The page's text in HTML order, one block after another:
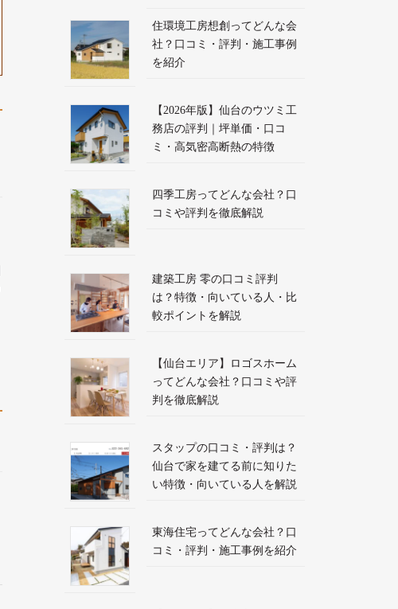
住環境工房想創ってどんな会
社？口コミ・評判・施工事例
を紹介
【2026年版】仙台のウツミ工
務店の評判｜坪単価・口コ
ミ・高気密高断熱の特徴
四季工房ってどんな会社？口
コミや評判を徹底解説
建築工房 零の口コミ評判
は？特徴・向いている人・比
較ポイントを解説
【仙台エリア】ロゴスホーム
ってどんな会社？口コミや評
判を徹底解説
スタップの口コミ・評判は？
仙台で家を建てる前に知りた
い特徴・向いている人を解説
東海住宅ってどんな会社？口
コミ・評判・施工事例を紹介